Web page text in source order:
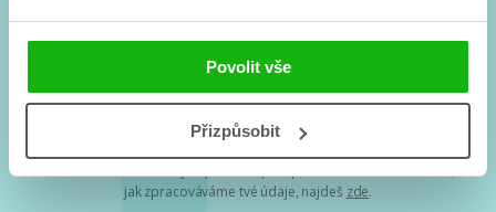
Povolit vše
Přizpůsobit
Souhlasím spodmínkami zpracování osobních údajů
Tvá e-mailová adresa je u nás v bezpečí. Přečti si
jak zpracováváme tvé údaje, najdeš zde.